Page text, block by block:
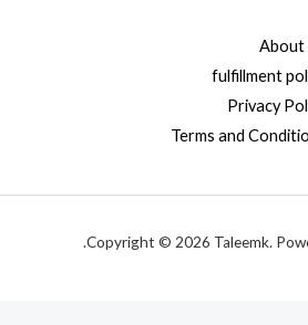
About
fulfillment
Privacy
Terms and
Copyright © 2026 Taleemk.